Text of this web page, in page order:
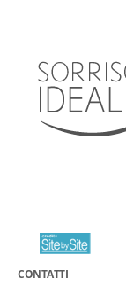
CONTATTI